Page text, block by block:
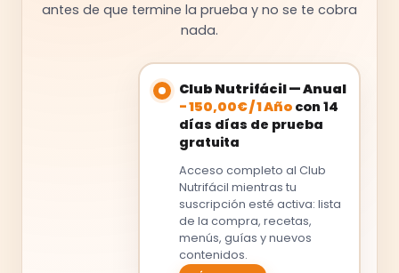
antes de que termine la prueba y no se te cobra
nada.
Club Nutrifácil — Anual
-150,00€/1 Año con 14
días días de prueba
gratuita
Acceso completo al Club
Nutrifácil mientras tu
suscripción esté activa: lista
de la compra, recetas,
menús, guías y nuevos
contenidos.